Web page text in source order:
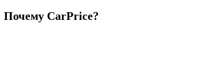
Почему CarPrice?